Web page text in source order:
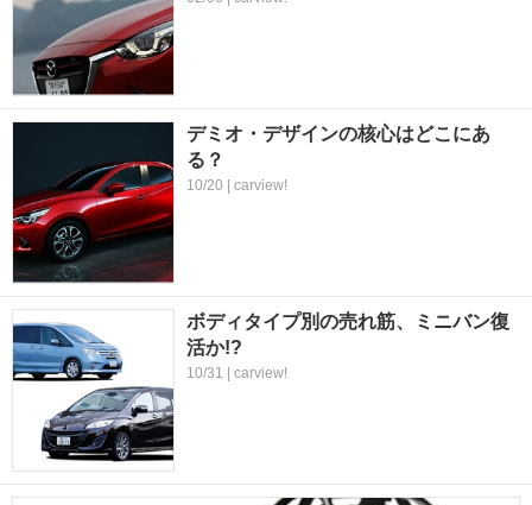
デミオ・デザインの核心はどこにあ
る？
10/20 | carview!
ボディタイプ別の売れ筋、ミニバン復
活か!?
10/31 | carview!